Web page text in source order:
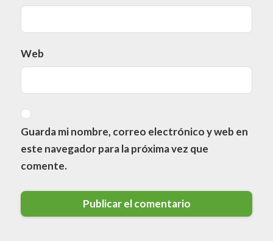
Web
Guarda mi nombre, correo electrónico y web en
este navegador para la próxima vez que
comente.